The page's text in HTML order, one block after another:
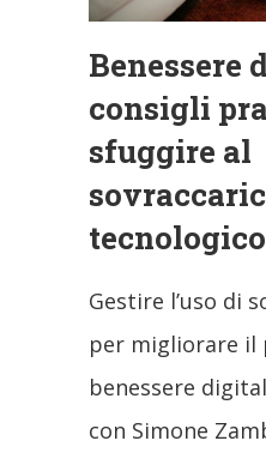
Benessere
consigli
sfuggire al
tecnologico
Gestire l’uso di
per migliorare il
benessere
con Simone